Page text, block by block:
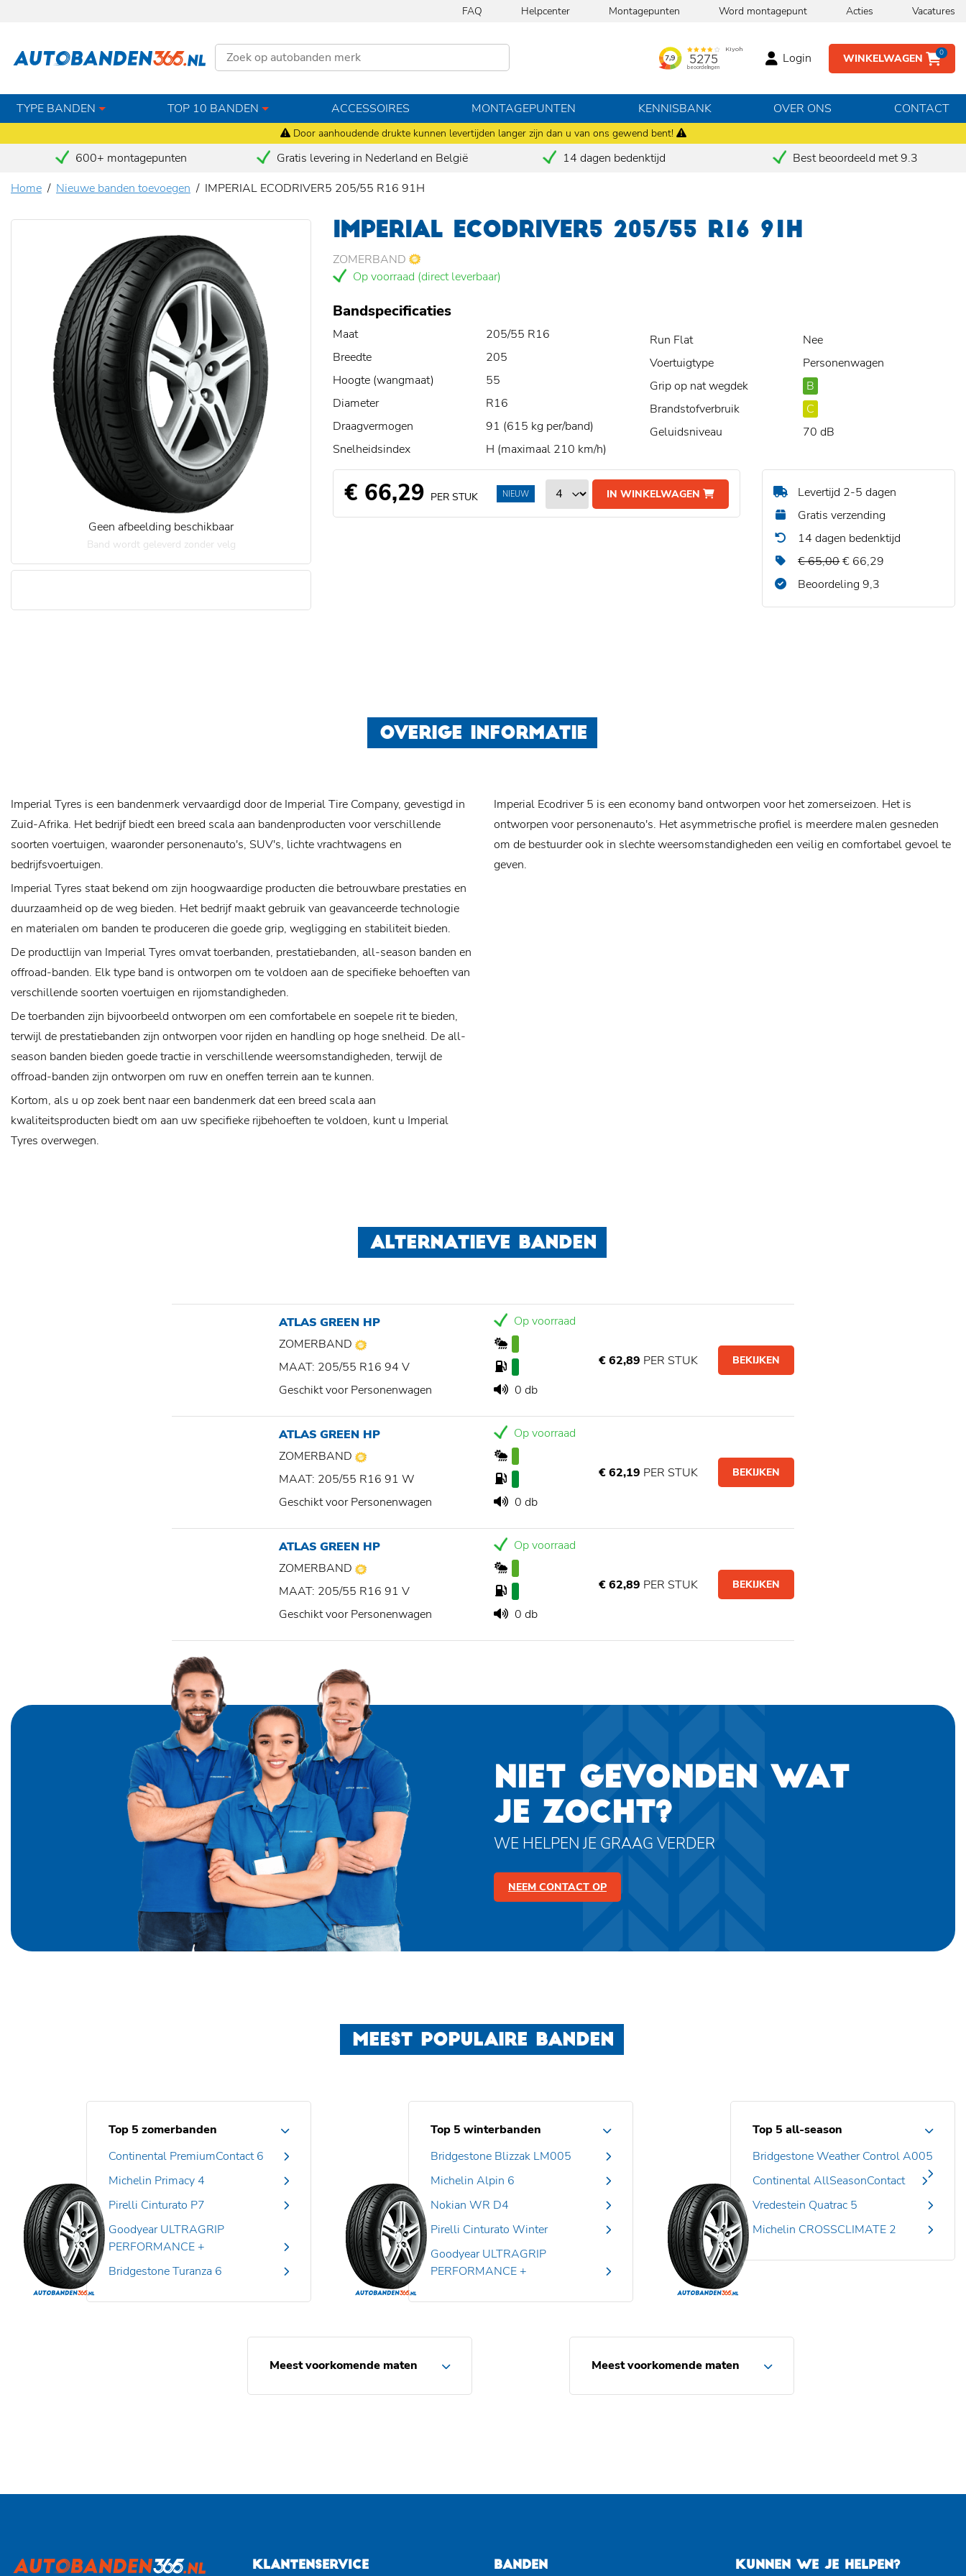
Door aanhoudende drukte kunnen levertijden langer zijn dan u van ons gewend bent!
FAQ Helpcenter Montagepunten Word montagepunt Acties Vacatures
WINKELWAGEN 0
Login
TYPE BANDEN TOP 10 BANDEN ACCESSOIRES MONTAGEPUNTEN KENNISBANK OVER ONS CONTACT
600+ montagepunten Gratis levering in Nederland en België 14 dagen bedenktijd
Best beoordeeld met 9.3
Home
Nieuwe banden toevoegen IMPERIAL ECODRIVER5 205/55 R16 91H
Geen afbeelding beschikbaar
Band wordt geleverd zonder velg
IMPERIAL ECODRIVER5 205/55 R16 91H
ZOMERBAND
Op voorraad (direct leverbaar)
Bandspecificaties
Maat
205/55 R16
Breedte
205
Hoogte (wangmaat)
55
Diameter
R16
Draagvermogen
91 (615 kg per/band)
Snelheidsindex
H (maximaal 210 km/h)
Run Flat
Nee
Voertuigtype
Personenwagen
Grip op nat wegdek
B
Brandstofverbruik
C
Geluidsniveau
70 dB
€ 66,29 PER STUK IN WINKELWAGEN
NIEUW
Levertijd 2-5 dagen
Gratis verzending
14 dagen bedenktijd
€ 65,00€ 66,29
Beoordeling 9,3
OVERIGE INFORMATIE
Imperial Tyres is een bandenmerk vervaardigd door de Imperial Tire Company, gevestigd in
Zuid-Afrika. Het bedrijf biedt een breed scala aan bandenproducten voor verschillende
soorten voertuigen, waaronder personenauto's, SUV's, lichte vrachtwagens en
bedrijfsvoertuigen.
Imperial Tyres staat bekend om zijn hoogwaardige producten die betrouwbare prestaties en
duurzaamheid op de weg bieden. Het bedrijf maakt gebruik van geavanceerde technologie
en materialen om banden te produceren die goede grip, wegligging en stabiliteit bieden.
De productlijn van Imperial Tyres omvat toerbanden, prestatiebanden, all-season banden en
offroad-banden. Elk type band is ontworpen om te voldoen aan de specifieke behoeften van
verschillende soorten voertuigen en rijomstandigheden.
De toerbanden zijn bijvoorbeeld ontworpen om een ​​comfortabele en soepele rit te bieden,
terwijl de prestatiebanden zijn ontworpen voor rijden en handling op hoge snelheid. De all-
season banden bieden goede tractie in verschillende weersomstandigheden, terwijl de
offroad-banden zijn ontworpen om ruw en oneffen terrein aan te kunnen.
Kortom, als u op zoek bent naar een bandenmerk dat een breed scala aan
kwaliteitsproducten biedt om aan uw specifieke rijbehoeften te voldoen, kunt u Imperial
Tyres overwegen.
Imperial Ecodriver 5 is een economy band ontworpen voor het zomerseizoen. Het is
ontworpen voor personenauto's. Het asymmetrische profiel is meerdere malen gesneden
om de bestuurder ook in slechte weersomstandigheden een veilig en comfortabel gevoel te
geven.
ALTERNATIEVE BANDEN
ATLAS GREEN HP
ZOMERBAND
MAAT: 205/55 R16 94 V
Geschikt voor Personenwagen
Op voorraad
0 db
€ 62,89 PER STUK BEKIJKEN
ATLAS GREEN HP
ZOMERBAND
MAAT: 205/55 R16 91 W
Geschikt voor Personenwagen
Op voorraad
0 db
€ 62,19 PER STUK BEKIJKEN
ATLAS GREEN HP
ZOMERBAND
MAAT: 205/55 R16 91 V
Geschikt voor Personenwagen
Op voorraad
0 db
€ 62,89 PER STUK BEKIJKEN
NIET GEVONDEN WAT
JE ZOCHT?
WE HELPEN JE GRAAG VERDER
NEEM CONTACT OP
MEEST POPULAIRE BANDEN
Top 5 zomerbanden
Continental PremiumContact 6
Michelin Primacy 4
Pirelli Cinturato P7
Goodyear ULTRAGRIP
PERFORMANCE +
Bridgestone Turanza 6
Top 5 winterbanden
Bridgestone Blizzak LM005
Michelin Alpin 6
Nokian WR D4
Pirelli Cinturato Winter
Goodyear ULTRAGRIP
PERFORMANCE +
Top 5 all-season
Bridgestone Weather Control A005
Continental AllSeasonContact
Vredestein Quatrac 5
Michelin CROSSCLIMATE 2
Meest voorkomende maten Meest voorkomende maten
KLANTENSERVICE BANDEN KUNNEN WE JE HELPEN?